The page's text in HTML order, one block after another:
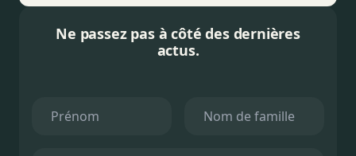
Ne passez pas à côté des dernières
actus.